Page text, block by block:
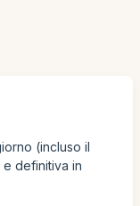
(incluso il
definitiva in